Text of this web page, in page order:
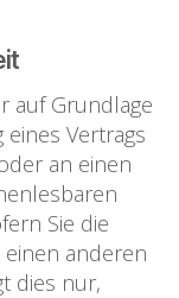
auf Grundlage
Vertrags
an einen
Sie die
anderen
dies nur,